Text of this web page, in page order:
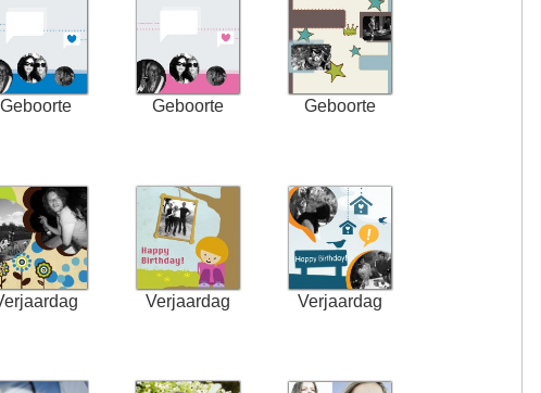
Geboorte Geboorte Geboorte
Verjaardag Verjaardag